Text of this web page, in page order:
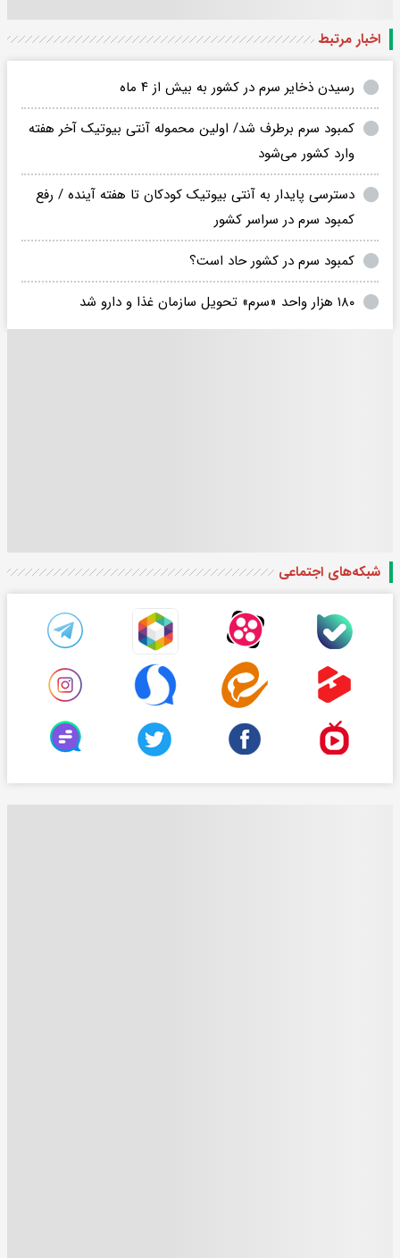
اخبار مرتبط
رسیدن ذخایر سرم در کشور به بیش از ۴ ماه
کمبود سرم برطرف شد/ اولین محموله آنتی بیوتیک آخر هفته
وارد کشور می‌شود
دسترسی پایدار به آنتی بیوتیک کودکان تا هفته آینده / رفع
کمبود سرم در سراسر کشور
کمبود سرم در کشور حاد است؟
۱۸۰ هزار واحد «سرم» تحویل سازمان غذا و دارو شد
شبکه‌های اجتماعی